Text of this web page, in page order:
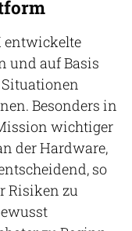
entwickelte
und auf Basis
Besonders in
wichtiger
der Hardware,
so
Risiken zu